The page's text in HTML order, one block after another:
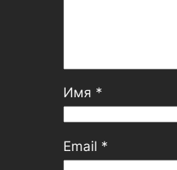
Имя *
Email *